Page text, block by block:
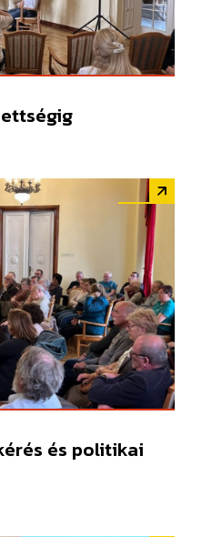
és politikai